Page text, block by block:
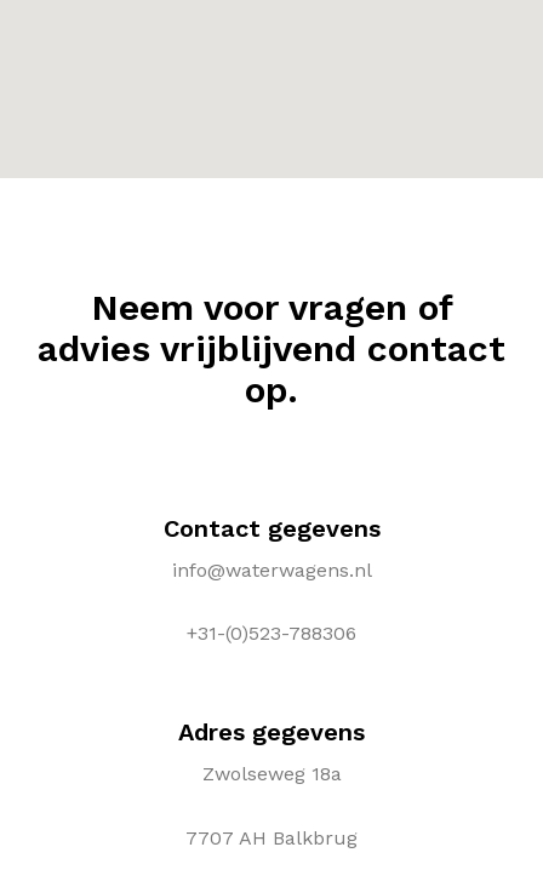
Neem voor vragen of
advies vrijblijvend contact
op.
Contact gegevens
info@waterwagens.nl
+31-(0)523-788306
Adres gegevens
Zwolseweg 18a
7707 AH Balkbrug